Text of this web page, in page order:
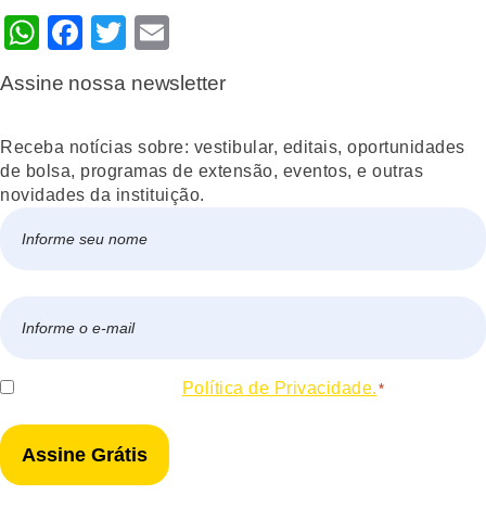
WhatsApp
Facebook
Twitter
Assine nossa newsletter
Receba notícias sobre: vestibular, editais, oportunidades
de bolsa, programas de extensão, eventos, e outras
novidades da instituição.
mail
Consentir Política de Privacidade. *